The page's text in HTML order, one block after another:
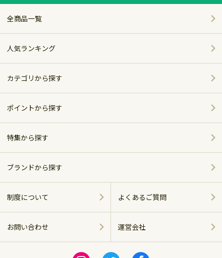
全商品一覧
人気ランキング
カテゴリから探す
家電
家具・インテリア
ホーム＆キッチン
アウトドア・スポーツ
グルメ・スイーツ
ポイントから探す
～5,000pt
5,001～10,000pt
10,001～20,000pt
20,001～30,000pt
特集から探す
ポイント別おすすめ商品
おしゃれで便利なキッチンアイテム
ベッド特集
ブランドから探す
シャープ
パナソニック
制度について よくあるご質問
商品に関する
お問い合わせ 運営会社